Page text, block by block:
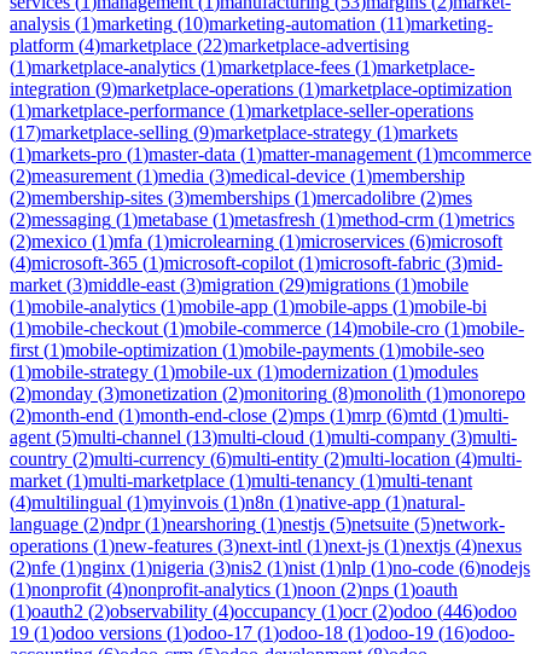
analysis (1)marketing (10)marketing-automation (11)marketing-
platform (4)marketplace (22)marketplace-advertising
(1)marketplace-analytics (1)marketplace-fees (1)marketplace-
integration (9)marketplace-operations (1)marketplace-optimization
(1)marketplace-performance (1)marketplace-seller-operations
(17)marketplace-selling (9)marketplace-strategy (1)markets
(1)markets-pro (1)master-data (1)matter-management (1)mcommerce
(2)measurement (1)media (3)medical-device (1)membership
(2)membership-sites (3)memberships (1)mercadolibre (2)mes
(2)messaging (1)metabase (1)metasfresh (1)method-crm (1)metrics
(2)mexico (1)mfa (1)microlearning (1)microservices (6)microsoft
(4)microsoft-365 (1)microsoft-copilot (1)microsoft-fabric (3)mid-
market (3)middle-east (3)migration (29)migrations (1)mobile
(1)mobile-analytics (1)mobile-app (1)mobile-apps (1)mobile-bi
(1)mobile-checkout (1)mobile-commerce (14)mobile-cro (1)mobile-
first (1)mobile-optimization (1)mobile-payments (1)mobile-seo
(1)mobile-strategy (1)mobile-ux (1)modernization (1)modules
(2)monday (3)monetization (2)monitoring (8)monolith (1)monorepo
(2)month-end (1)month-end-close (2)mps (1)mrp (6)mtd (1)multi-
agent (5)multi-channel (13)multi-cloud (1)multi-company (3)multi-
country (2)multi-currency (6)multi-entity (2)multi-location (4)multi-
market (1)multi-marketplace (1)multi-tenancy (1)multi-tenant
(4)multilingual (1)myinvois (1)n8n (1)native-app (1)natural-
language (2)ndpr(1)nearshoring (1)nestjs (5)netsuite (5)network-
operations (1)new-features (3)next-intl (1)next-js (1)nextjs (4)nexus
(2)nfe (1)nginx (1)nigeria (3)nis2 (1)nist (1)nlp (1)no-code (6)nodejs
(1)nonprofit (4)nonprofit-analytics (1)noon (2)nps (1)oauth
(1)oauth2 (2)observability (4)occupancy (1)ocr(2)odoo (446)odoo
19 (1)odoo versions (1)odoo-17 (1)odoo-18 (1)odoo-19 (16)odoo-